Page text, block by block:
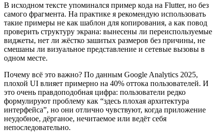
В исходном тексте упоминался пример кода на Flutter, но без
самого фрагмента. На практике я рекомендую использовать
такие примеры не как шаблон для копирования, а как повод
проверить структуру экрана: вынесены ли переиспользуемые
виджеты, нет ли жёстко зашитых размеров без причины, не
смешаны ли визуальное представление и сетевые вызовы в
одном месте.
Почему всё это важно? По данным Google Analytics 2025,
плохой UI влияет примерно на 40% оттока пользователей. И
это очень правдоподобная цифра: пользователи редко
формулируют проблему как “здесь плохая архитектура
интерфейса”, но они отлично чувствуют, когда приложение
неудобное, дёрганое, нечитаемое или ведёт себя
непоследовательно.